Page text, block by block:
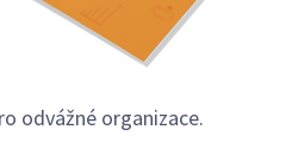
odvážné organizace.